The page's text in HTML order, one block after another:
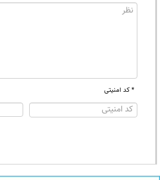
* کد امنیتی